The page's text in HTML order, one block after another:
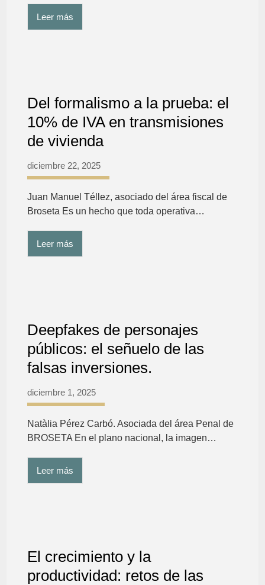
Leer más
Del formalismo a la prueba: el
10% de IVA en transmisiones
de vivienda
diciembre 22, 2025
Juan Manuel Téllez, asociado del área fiscal de
Broseta Es un hecho que toda operativa…
Leer más
Deepfakes de personajes
públicos: el señuelo de las
falsas inversiones.
diciembre 1, 2025
Natàlia Pérez Carbó. Asociada del área Penal de
BROSETA En el plano nacional, la imagen…
Leer más
El crecimiento y la
productividad: retos de las